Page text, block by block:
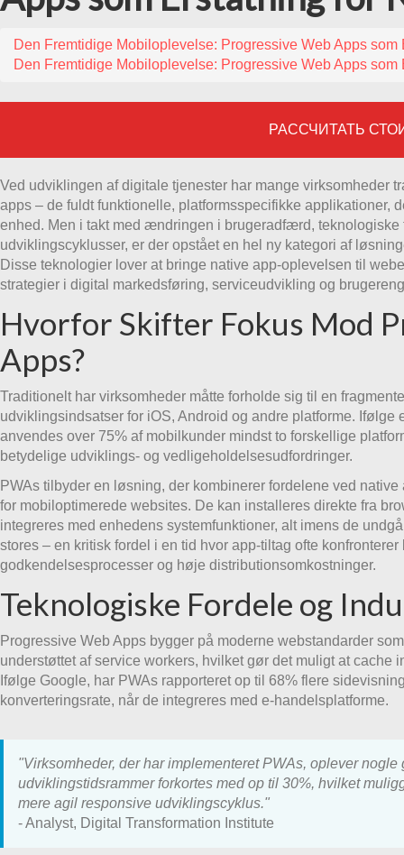
Den Fremtidige Mobiloplevelse: Progressive Web Apps som
Den Fremtidige Mobiloplevelse: Progressive Web Apps som
РАССЧИТАТЬ
Ved udviklingen af digitale tjenester har mange virksomheder
apps – de fuldt funktionelle, platformsspecifikke applikationer,
enhed. Men i takt med ændringen i brugeradfærd, teknologiske
udviklingscyklusser, er der opstået en hel ny kategori af
Disse teknologier lover at bringe native app-oplevelsen til
strategier i digital markedsføring, serviceudvikling og
Hvorfor Skifter Fokus Mod
Apps?
Traditionelt har virksomheder måtte forholde sig til en
udviklingsindsatser for iOS, Android og andre platforme. Ifølge
anvendes over 75% af mobilkunder mindst to forskellige
betydelige udviklings- og vedligeholdelsesudfordringer.
PWAs tilbyder en løsning, der kombinerer fordelene ved
for mobiloptimerede websites. De kan installeres direkte fra
integreres med enhedens systemfunktioner, alt imens de
stores – en kritisk fordel i en tid hvor app-tiltag ofte konfronterer
godkendelsesprocesser og høje distributionsomkostninger.
Teknologiske Fordele og
Progressive Web Apps bygger på moderne webstandarder
understøttet af service workers, hvilket gør det muligt at cache
Ifølge Google, har PWAs rapporteret op til 68% flere
konverteringsrate, når de integreres med e-handelsplatforme.
"Virksomheder, der har implementeret PWAs, oplever nogle
udviklingstidsrammer forkortes med op til 30%, hvilket
mere agil responsive udviklingscyklus."
- Analyst, Digital Transformation Institute